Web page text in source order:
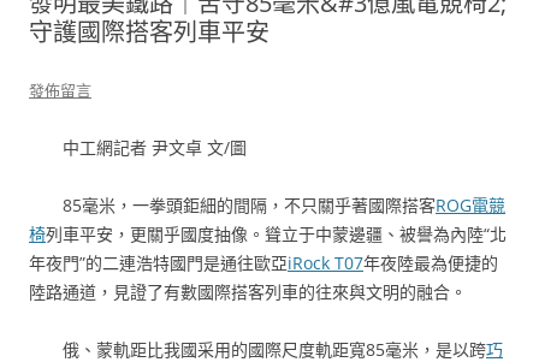
守護國際搭客列車平安
發佈留言
中工網記者 尹文卓 文/圖
85毫米，一拳頭鉅細的間隔，不只關乎著國際搭客ROG電競
椅列車平安，更關乎國度抽像。聳立于中蒙邊疆、被譽為內陸“北
年夜門”的二連浩特國門是通往歐亞iRock T07年夜陸最為便捷的
陸路通道，見證了有數國際搭客列車的往來與文明的融合。
俄、蒙軌距比我國采用的國際尺度軌距寬85毫米，是以跨巧